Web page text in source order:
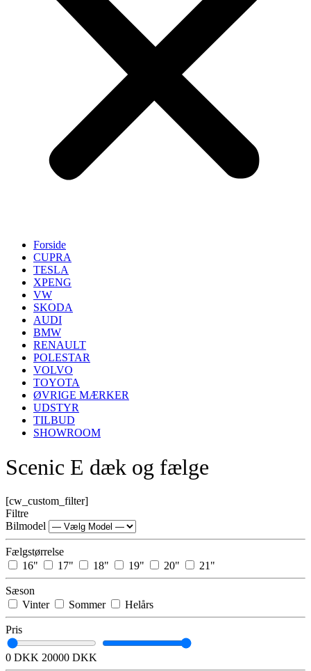
Forside
CUPRA
TESLA
XPENG
VW
SKODA
AUDI
BMW
RENAULT
POLESTAR
VOLVO
TOYOTA
ØVRIGE MÆRKER
UDSTYR
TILBUD
SHOWROOM
Scenic E dæk og fælge
[cw_custom_filter]
Filtre
Bilmodel
Fælgstørrelse
16"
17" 18" 19" 20" 21"
Sæson
Vinter
Sommer Helårs
Pris
0 DKK 20000 DKK